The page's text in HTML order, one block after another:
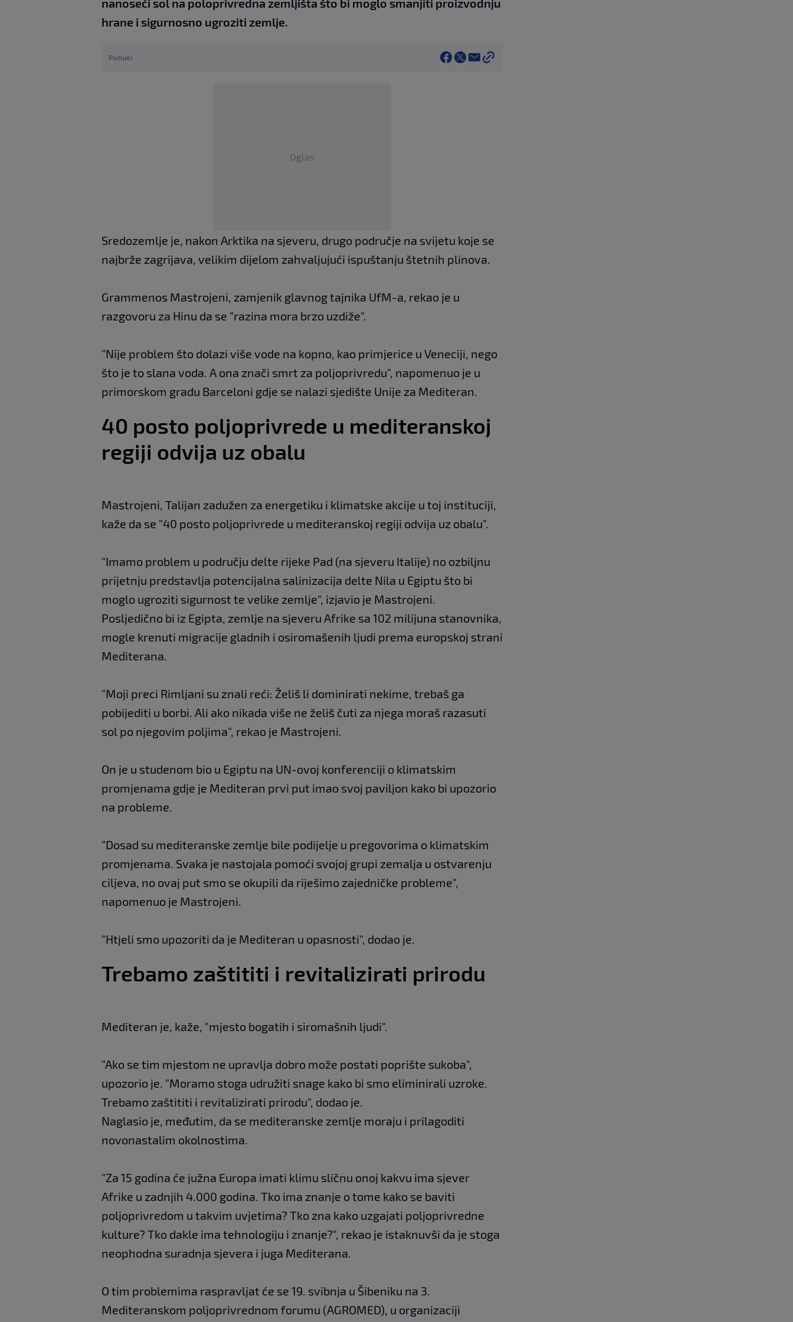
nanoseći sol na poloprivredna zemljišta što bi moglo smanjiti proizvodnju
hrane i sigurnosno ugroziti zemlje.
Podijeli
Oglas
Sredozemlje je, nakon Arktika na sjeveru, drugo područje na svijetu koje se
najbrže zagrijava, velikim dijelom zahvaljujući ispuštanju štetnih plinova.
Grammenos Mastrojeni, zamjenik glavnog tajnika UfM-a, rekao je u
razgovoru za Hinu da se "razina mora brzo uzdiže".
"Nije problem što dolazi više vode na kopno, kao primjerice u Veneciji, nego
što je to slana voda. A ona znači smrt za poljoprivredu", napomenuo je u
primorskom gradu Barceloni gdje se nalazi sjedište Unije za Mediteran.
40 posto poljoprivrede u mediteranskoj
regiji odvija uz obalu
Mastrojeni, Talijan zadužen za energetiku i klimatske akcije u toj instituciji,
kaže da se "40 posto poljoprivrede u mediteranskoj regiji odvija uz obalu".
"Imamo problem u području delte rijeke Pad (na sjeveru Italije) no ozbiljnu
prijetnju predstavlja potencijalna salinizacija delte Nila u Egiptu što bi
moglo ugroziti sigurnost te velike zemlje", izjavio je Mastrojeni.
Posljedično bi iz Egipta, zemlje na sjeveru Afrike sa 102 milijuna stanovnika,
mogle krenuti migracije gladnih i osiromašenih ljudi prema europskoj strani
Mediterana.
"Moji preci Rimljani su znali reći: Želiš li dominirati nekime, trebaš ga
pobijediti u borbi. Ali ako nikada više ne želiš čuti za njega moraš razasuti
sol po njegovim poljima", rekao je Mastrojeni.
On je u studenom bio u Egiptu na UN-ovoj konferenciji o klimatskim
promjenama gdje je Mediteran prvi put imao svoj paviljon kako bi upozorio
na probleme.
"Dosad su mediteranske zemlje bile podijelje u pregovorima o klimatskim
promjenama. Svaka je nastojala pomoći svojoj grupi zemalja u ostvarenju
ciljeva, no ovaj put smo se okupili da riješimo zajedničke probleme",
napomenuo je Mastrojeni.
"Htjeli smo upozoriti da je Mediteran u opasnosti", dodao je.
Trebamo zaštititi i revitalizirati prirodu
Mediteran je, kaže, "mjesto bogatih i siromašnih ljudi".
"Ako se tim mjestom ne upravlja dobro može postati poprište sukoba",
upozorio je. "Moramo stoga udružiti snage kako bi smo eliminirali uzroke.
Trebamo zaštititi i revitalizirati prirodu", dodao je.
Naglasio je, međutim, da se mediteranske zemlje moraju i prilagoditi
novonastalim okolnostima.
"Za 15 godina će južna Europa imati klimu sličnu onoj kakvu ima sjever
Afrike u zadnjih 4.000 godina. Tko ima znanje o tome kako se baviti
poljoprivredom u takvim uvjetima? Tko zna kako uzgajati poljoprivredne
kulture? Tko dakle ima tehnologiju i znanje?", rekao je istaknuvši da je stoga
neophodna suradnja sjevera i juga Mediterana.
O tim problemima raspravljat će se 19. svibnja u Šibeniku na 3.
Mediteranskom poljoprivrednom forumu (AGROMED), u organizaciji